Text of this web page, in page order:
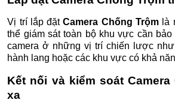
Vị trí lắp đặtCamera Chống Trộm là
thể giám sát toàn bộ khu vực cần
camera ở những vị trí chiến lược
hành lang hoặc các khu vực có khả
Kết nối và kiểm soátCamera
xa